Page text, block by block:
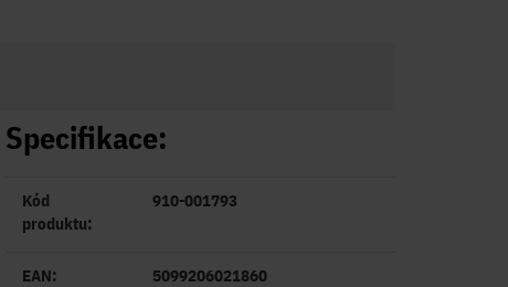
Specifikace:
Kód
produktu:
910-001793
EAN: 5099206021860